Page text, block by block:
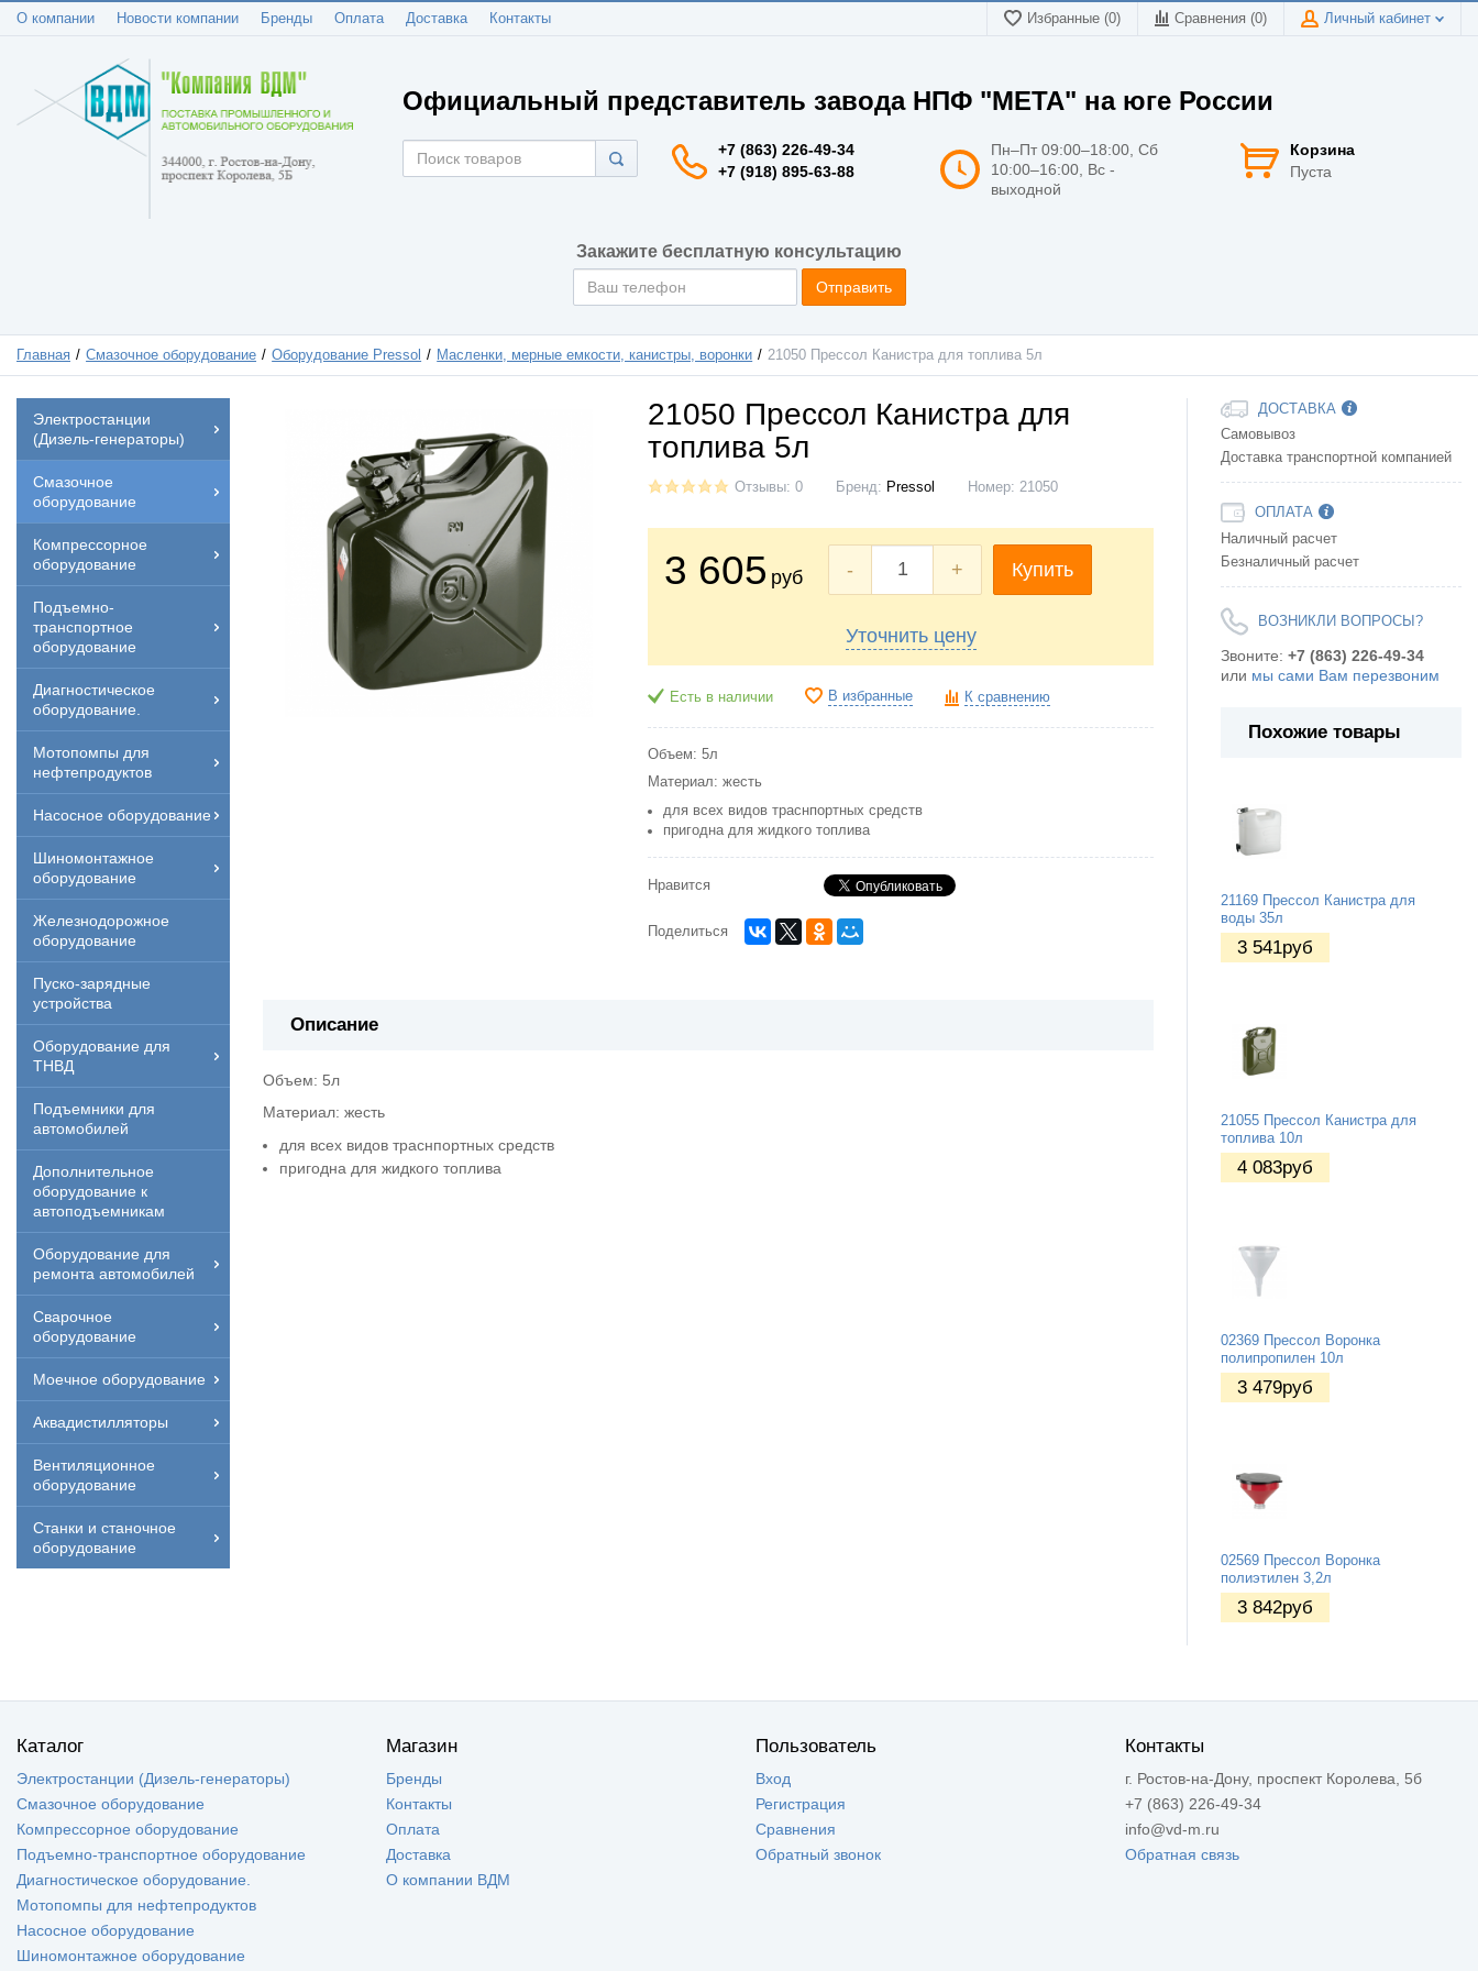
О компании Новости компании Бренды Оплата Доставка Контакты Избранные (0) Сравнения (0) Личный кабинет
Официальный представитель завода НПФ "МЕТА" на юге России
+7 (863) 226-49-34
+7 (918) 895-63-88
Пн–Пт 09:00–18:00, Сб
10:00–16:00, Вс -
выходной
Корзина
Пуста
Закажите бесплатную консультацию
Отправить
Главная Смазочное оборудование Оборудование Pressol Масленки, мерные емкости, канистры, воронки 21050 Прессол Канистра для топлива 5л
Электростанции
(Дизель-генераторы)
Смазочное
оборудование
Компрессорное
оборудование
Подъемно-
транспортное
оборудование
Диагностическое
оборудование.
Мотопомпы для
нефтепродуктов
Насосное оборудование
Шиномонтажное
оборудование
Железнодорожное
оборудование
Пуско-зарядные
устройства
Оборудование для
ТНВД
Подъемники для
автомобилей
Дополнительное
оборудование к
автоподъемникам
Оборудование для
ремонта автомобилей
Сварочное
оборудование
Моечное оборудование
Аквадистилляторы
Вентиляционное
оборудование
Станки и станочное
оборудование
21050 Прессол Канистра для
топлива 5л
Отзывы: 0 Бренд: Pressol Номер: 21050
3 605 руб - + Купить
Уточнить цену
Есть в наличии В избранные К сравнению
Объем: 5л
Материал: жесть
для всех видов траснпортных средств
пригодна для жидкого топлива
Нравится
Поделиться
Описание
Объем: 5л
Материал: жесть
для всех видов траснпортных средств
пригодна для жидкого топлива
ДОСТАВКА
Самовывоз
Доставка транспортной компанией
ОПЛАТА
Наличный расчет
Безналичный расчет
ВОЗНИКЛИ ВОПРОСЫ?
Звоните: +7 (863) 226-49-34
или мы сами Вам перезвоним
Похожие товары
21169 Прессол Канистра для
воды 35л
3 541руб
21055 Прессол Канистра для
топлива 10л
4 083руб
02369 Прессол Воронка
полипропилен 10л
3 479руб
02569 Прессол Воронка
полиэтилен 3,2л
3 842руб
Каталог
Электростанции (Дизель-генераторы)
Смазочное оборудование
Компрессорное оборудование
Подъемно-транспортное оборудование
Диагностическое оборудование.
Мотопомпы для нефтепродуктов
Насосное оборудование
Шиномонтажное оборудование
Магазин
Бренды
Контакты
Оплата
Доставка
О компании ВДМ
Пользователь
Вход
Регистрация
Сравнения
Обратный звонок
Контакты
г. Ростов-на-Дону, проспект Королева, 5б
+7 (863) 226-49-34
info@vd-m.ru
Обратная связь